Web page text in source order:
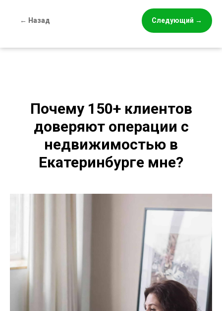
← Назад Следующий →
Почему 150+ клиентов
доверяют операции с
недвижимостью в
Екатеринбурге мне?